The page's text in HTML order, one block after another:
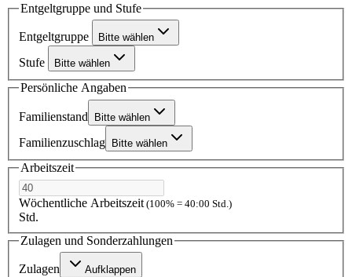
Entgeltgruppe und Stufe
Entgeltgruppe Bitte wählen
Stufe Bitte wählen
Persönliche Angaben
Familienstand Bitte wählen
Familienzuschlag Bitte wählen
Arbeitszeit
Wöchentliche Arbeitszeit (100% = 40:00 Std.)
Std.
Zulagen und Sonderzahlungen
Zulagen Aufklappen